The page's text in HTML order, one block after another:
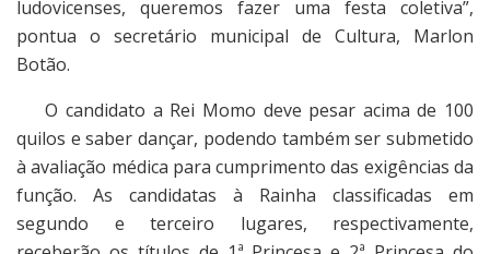
ludovicenses, queremos fazer uma festa coletiva”,
pontua o secretário municipal de Cultura, Marlon
Botão.
O candidato a Rei Momo deve pesar acima de 100
quilos e saber dançar, podendo também ser submetido
à avaliação médica para cumprimento das exigências da
função. As candidatas à Rainha classificadas em
segundo e terceiro lugares, respectivamente,